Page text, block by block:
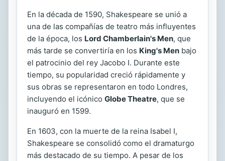
En la década de 1590, Shakespeare se unió a
una de las compañías de teatro más influyentes
de la época, los Lord Chamberlain's Men, que
más tarde se convertiría en los King's Men bajo
el patrocinio del rey Jacobo I. Durante este
tiempo, su popularidad creció rápidamente y
sus obras se representaron en todo Londres,
incluyendo el icónico Globe Theatre, que se
inauguró en 1599.
En 1603, con la muerte de la reina Isabel I,
Shakespeare se consolidó como el dramaturgo
más destacado de su tiempo. A pesar de los